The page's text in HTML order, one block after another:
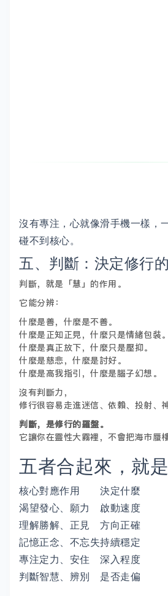
沒有專注，心就像滑手機一樣，
碰不到核心。
五、判斷：決定修行
判斷，就是「慧」的作用。
它能分辨：
什麼是善，什麼是不善。
什麼是正知正見，什麼只是情緒包裝。
什麼是真正放下，什麼只是壓抑。
什麼是慈悲，什麼是討好。
什麼是高我指引，什麼是腦子幻想。
沒有判斷力，
修行很容易走進迷信、依賴、投射、
判斷，是修行的羅盤。
它讓你在靈性大霧裡，不會把海市蜃
五者合起來，就
核心對應作用
決定什麼
渴望發心、願力
啟動速度
理解勝解、正見
方向正確
記憶正念、不忘失持續穩定
專注定力、安住
深入程度
判斷智慧、辨別 是否走偏